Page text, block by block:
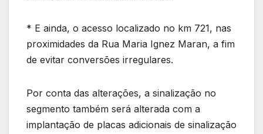
* E ainda, o acesso localizado no km 721, nas
proximidades da Rua Maria Ignez Maran, a fim
de evitar conversões irregulares.
Por conta das alterações, a sinalização no
segmento também será alterada com a
implantação de placas adicionais de sinalização